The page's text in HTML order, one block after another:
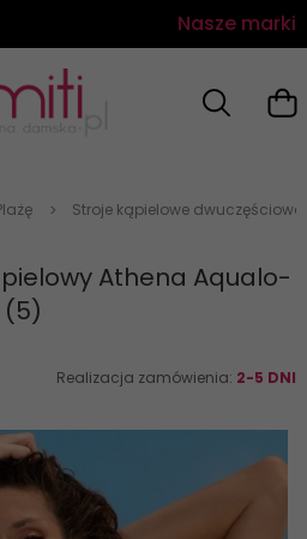
Nasze marki
Stroje kąpielowe dwuczęściowe
Athena Aqualo-
(5)
Realizacja zamówienia: 2-5 DNI